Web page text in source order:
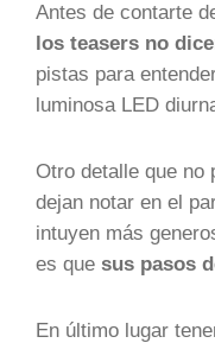
Antes de contarte
los teasers no
pistas para
luminosa LED
Otro detalle que no
dejan notar en el
intuyen más
es que sus pasos
En último lugar